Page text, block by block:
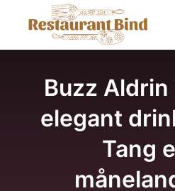
indhold
Buzz
elegant
Tang